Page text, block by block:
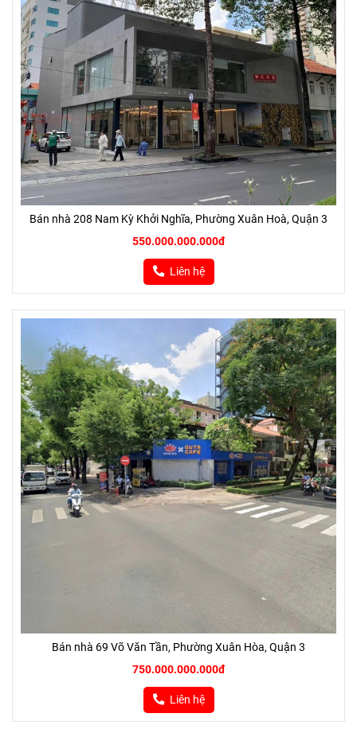
Bán nhà 208 Nam Kỳ Khởi Nghĩa, Phường Xuân Hoà, Quận 3
550.000.000.000đ
Liên hệ
Bán nhà 69 Võ Văn Tần, Phường Xuân Hòa, Quận 3
750.000.000.000đ
Liên hệ